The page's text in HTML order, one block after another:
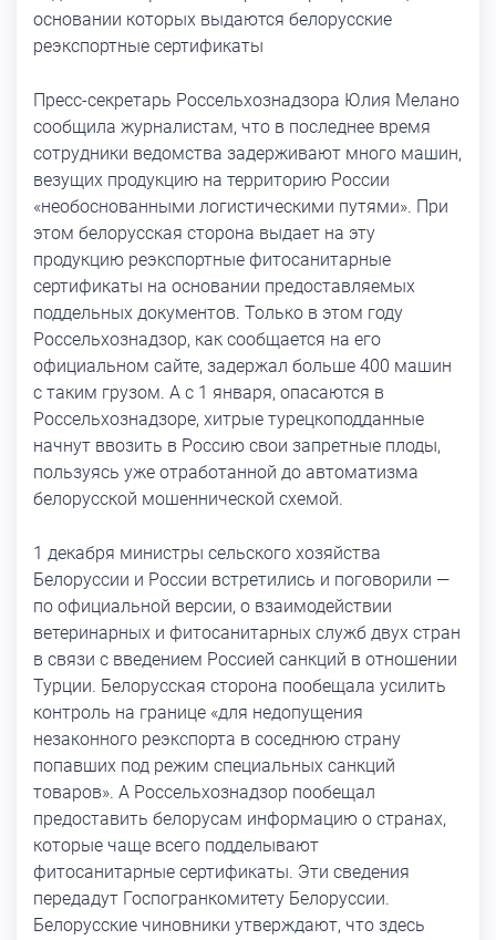
основании которых выдаются белорусские
реэкспортные сертификаты
Пресс-секретарь Россельхознадзора Юлия Мелано
сообщила журналистам, что в последнее время
сотрудники ведомства задерживают много машин,
везущих продукцию на территорию России
«необоснованными логистическими путями». При
этом белорусская сторона выдает на эту
продукцию реэкспортные фитосанитарные
сертификаты на основании предоставляемых
поддельных документов. Только в этом году
Россельхознадзор, как сообщается на его
официальном сайте, задержал больше 400 машин
с таким грузом. А с 1 января, опасаются в
Россельхознадзоре, хитрые турецкоподданные
начнут ввозить в Россию свои запретные плоды,
пользуясь уже отработанной до автоматизма
белорусской мошеннической схемой.
1 декабря министры сельского хозяйства
Белоруссии и России встретились и поговорили —
по официальной версии, о взаимодействии
ветеринарных и фитосанитарных служб двух стран
в связи с введением Россией санкций в отношении
Турции. Белорусская сторона пообещала усилить
контроль на границе «для недопущения
незаконного реэкспорта в соседнюю страну
попавших под режим специальных санкций
товаров». А Россельхознадзор пообещал
предоставить белорусам информацию о странах,
которые чаще всего подделывают
фитосанитарные сертификаты. Эти сведения
передадут Госпогранкомитету Белоруссии.
Белорусские чиновники утверждают, что здесь